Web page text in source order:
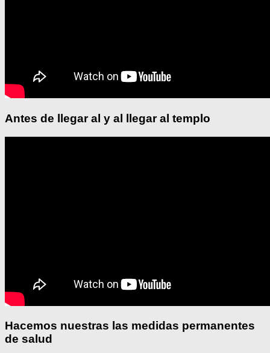
Antes de llegar al y al llegar al templo
Hacemos nuestras las medidas permanentes
de salud